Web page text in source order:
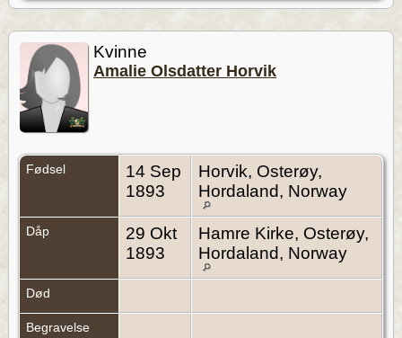
Kvinne
Amalie Olsdatter Horvik
Fødsel
14 Sep
1893
Horvik, Osterøy,
Hordaland, Norway
Dåp
29 Okt
1893
Hamre Kirke, Osterøy,
Hordaland, Norway
Død
Begravelse